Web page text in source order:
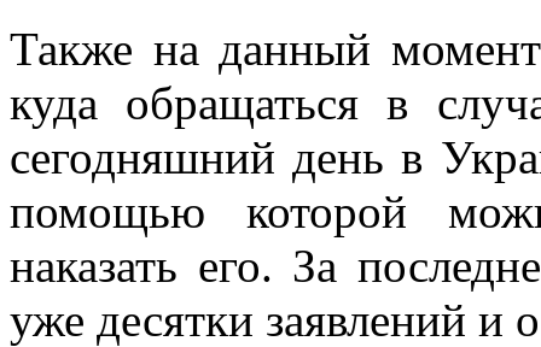
Также на данный
куда обращаться в
сегодняшний день в
помощью которой
наказать его. За
уже десятки заявлений и